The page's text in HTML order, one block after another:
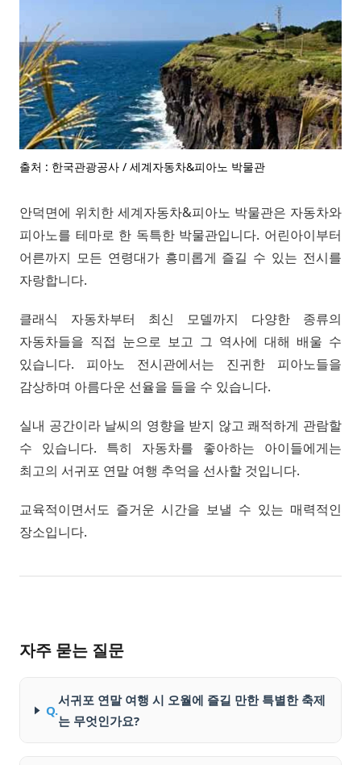
출처 : 한국관광공사 / 세계자동차&피아노 박물관
안덕면에 위치한 세계자동차&피아노 박물관은 자동차와
피아노를 테마로 한 독특한 박물관입니다. 어린아이부터
어른까지 모든 연령대가 흥미롭게 즐길 수 있는 전시를
자랑합니다.
클래식 자동차부터 최신 모델까지 다양한 종류의
자동차들을 직접 눈으로 보고 그 역사에 대해 배울 수
있습니다. 피아노 전시관에서는 진귀한 피아노들을
감상하며 아름다운 선율을 들을 수 있습니다.
실내 공간이라 날씨의 영향을 받지 않고 쾌적하게 관람할
수 있습니다. 특히 자동차를 좋아하는 아이들에게는
최고의 서귀포 연말 여행 추억을 선사할 것입니다.
교육적이면서도 즐거운 시간을 보낼 수 있는 매력적인
장소입니다.
자주 묻는 질문
Q.
서귀포 연말 여행 시 오월에 즐길 만한 특별한 축제
는 무엇인가요?